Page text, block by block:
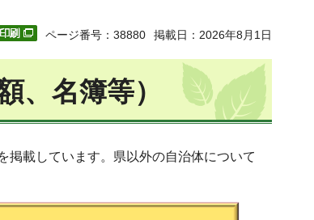
ページ番号：38880 掲載日：2026年8月1日
、名簿等）
掲載しています。県以外の自治体について